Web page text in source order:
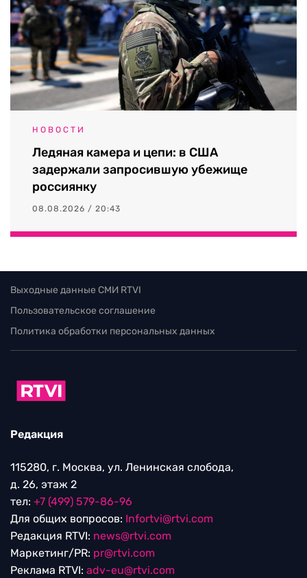
НОВОСТИ
Ледяная камера и цепи: в США
задержали запросившую убежище
россиянку
08.08.2026 / 20:43
Выходные данные СМИ RTVI
Пользовательское соглашение
Политика обработки персональных данных
Редакция
115280, г. Москва, ул. Ленинская слобода,
д. 26, этаж 2
тел: +7 (499) 579-86-96
Для общих вопросов: Infortvi@rtvi.com
Редакция RTVI: news@rtvi.com
Маркетинг/PR: pr@rtvi.com
Реклама RTVI: adv-eu@rtvi.com